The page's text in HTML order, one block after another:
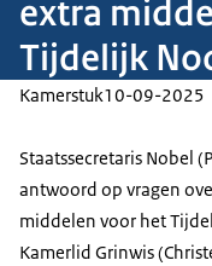
extra
Tijdelijk
Kamerstuk10-09-2025
Staatssecretaris Nobel
antwoord op vragen
middelen voor het
Kamerlid Grinwis